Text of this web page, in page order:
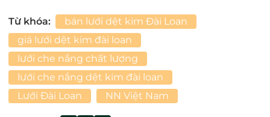
Từ khóa:
bán lưới dệt kim Đài Loan
giá lưới dệt kim đài loan
lưới che nắng chất lượng
lưới che nắng dệt kim đài loan
Lưới Đài Loan
NN Việt Nam